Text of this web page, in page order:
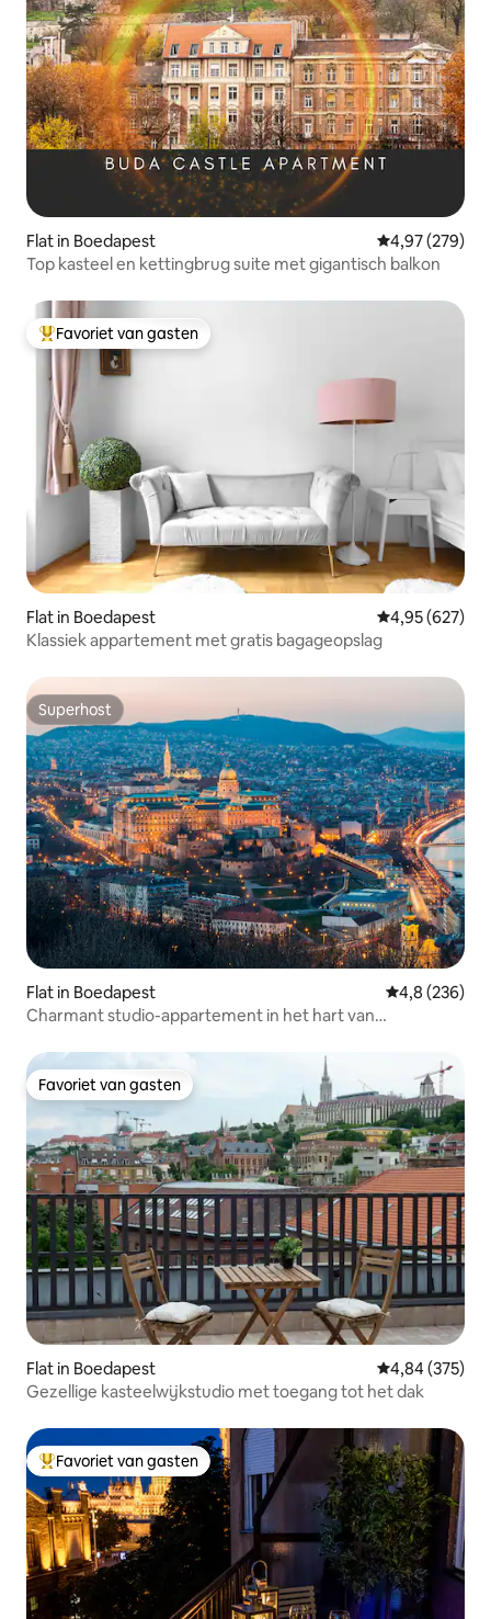
Flat in Boedapest Gemiddelde
4,97 (279)
Top kasteel en kettingbrug suite met gigantisch balkon
Topfavoriet van gasten
Favoriet van gasten
Flat in Boedapest Gemiddelde
4,95 (627)
Klassiek appartement met gratis bagageopslag
Superhost
Superhost
Flat in Boedapest Gemiddelde
4,8 (236)
Charmant studio-appartement in het hart van
Favoriet van gasten
Favoriet van gasten
Flat in Boedapest Gemiddelde
4,84 (375)
Gezellige kasteelwijkstudio met toegang tot het dak
Topfavoriet van gasten
Favoriet van gasten